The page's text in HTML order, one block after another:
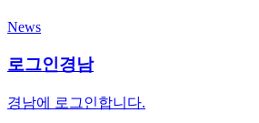
News
로그인경남
경남에 로그인합니다.